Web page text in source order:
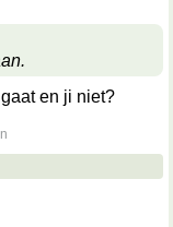
en ji niet?